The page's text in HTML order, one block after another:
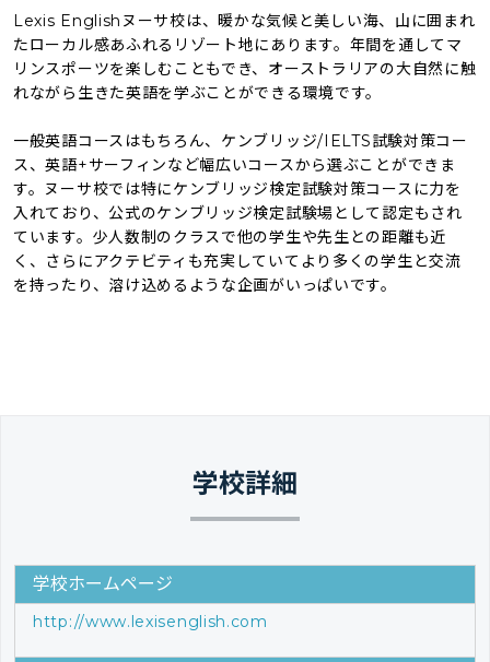
Lexis Englishヌーサ校は、暖かな気候と美しい海、山に囲まれ
たローカル感あふれるリゾート地にあります。年間を通してマ
リンスポーツを楽しむこともでき、オーストラリアの大自然に触
れながら生きた英語を学ぶことができる環境です。
一般英語コースはもちろん、ケンブリッジ/IELTS試験対策コー
ス、英語+サーフィンなど幅広いコースから選ぶことができま
す。ヌーサ校では特にケンブリッジ検定試験対策コースに力を
入れており、公式のケンブリッジ検定試験場として認定もされ
ています。少人数制のクラスで他の学生や先生との距離も近
く、さらにアクテビティも充実していてより多くの学生と交流
を持ったり、溶け込めるような企画がいっぱいです。
学校詳細
学校ホームページ
http://www.lexisenglish.com